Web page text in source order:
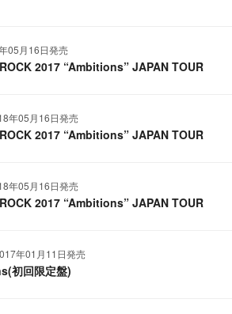
05月16日発売
2017 “Ambitions” JAPAN TOUR
年05月16日発売
2017 “Ambitions” JAPAN TOUR
年05月16日発売
2017 “Ambitions” JAPAN TOUR
年01月11日発売
初回限定盤)